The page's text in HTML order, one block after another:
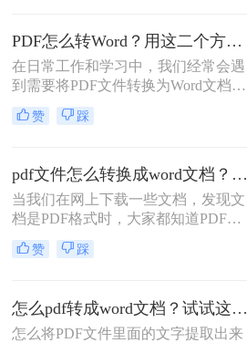
式）会更为方便。那么pdf如何转换成
word呢？下面将详细介绍几种将PDF
转换成Word的方法，帮助您轻松实现
这一操作。
PDF怎么转Word？用这二个方法试试！
在日常工作和学习中，我们经常会遇
到需要将PDF文件转换为Word文档的
需求。PDF文件格式的广泛应用使得
我们需要对其中的内容进行编辑时可
可编辑的Word文档则是解决这一问题
的有效途径。本文将介绍PDF怎么转
Word的几种方法，以及一些实用的技
巧和注意事项，帮助您轻松应对各种
转换需求。
赞 踩
pdf文件怎么转换成word文档？为你带来二种好用的方法！
当我们在网上下载一些文档，发现文
档是PDF格式时，大家都知道PDF文
件是不易编辑的，文档下载下来也没
法写，但是我们可以转换成Word格
的方法吧。
赞 踩
怎么pdf转成word文档？试试这4种转换方法！
怎么将PDF文件里面的文字提取出来